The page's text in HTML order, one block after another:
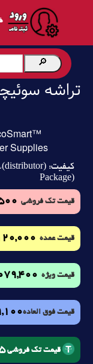
تراشه
Supplies
کیفیت:
Package)
قیمت تک فروشی
قیمت عمده
قیمت ویژه
قیمت فوق العاده
قیمت تک فروشی